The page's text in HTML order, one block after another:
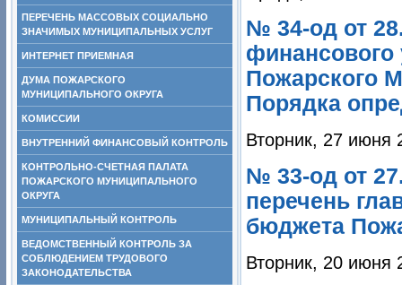
ПЕРЕЧЕНЬ МАССОВЫХ СОЦИАЛЬНО
ЗНАЧИМЫХ МУНИЦИПАЛЬНЫХ УСЛУГ
ИНТЕРНЕТ ПРИЕМНАЯ
ДУМА ПОЖАРСКОГО
МУНИЦИПАЛЬНОГО ОКРУГА
КОМИССИИ
ВНУТРЕННИЙ ФИНАНСОВЫЙ КОНТРОЛЬ
КОНТРОЛЬНО-СЧЕТНАЯ ПАЛАТА
ПОЖАРСКОГО МУНИЦИПАЛЬНОГО
ОКРУГА
МУНИЦИПАЛЬНЫЙ КОНТРОЛЬ
ВЕДОМСТВЕННЫЙ КОНТРОЛЬ ЗА
СОБЛЮДЕНИЕМ ТРУДОВОГО
ЗАКОНОДАТЕЛЬСТВА
№ 34-од от
финансового
Пожарского
Порядка
Вторник, 27 июня
№ 33-од от
перечень
бюджета
Вторник, 20 июня